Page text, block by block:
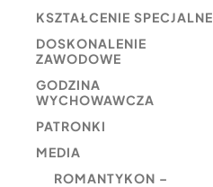
KSZTAŁCENIE SPECJALNE
DOSKONALENIE
ZAWODOWE
GODZINA
WYCHOWAWCZA
PATRONKI
MEDIA
ROMANTYKON –